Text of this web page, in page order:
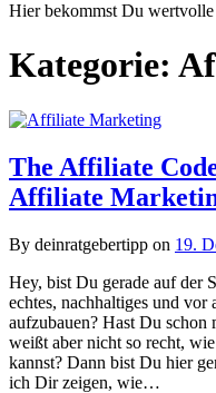
Hier bekommst Du
Kategorie:
The Affiliate
Affiliate
By deinratgebertipp on 19.
Hey, bist Du gerade auf der
echtes, nachhaltiges und vor
aufzubauen? Hast Du
weißt aber nicht so recht,
kannst? Dann bist Du hier
ich Dir zeigen, wie…